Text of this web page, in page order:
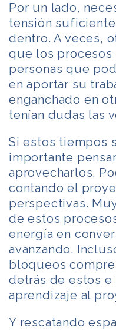
Por un lado,
tensión
dentro. A veces,
que los procesos
personas que
en aportar su
enganchado en
tenían dudas las
Si estos tiempos
importante
aprovecharlos.
contando el
perspectivas.
de estos
energía en
avanzando.
bloqueos
detrás de estos e
aprendizaje al
Y rescatando